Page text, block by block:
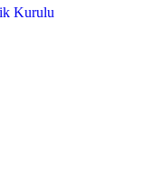
Kurulu